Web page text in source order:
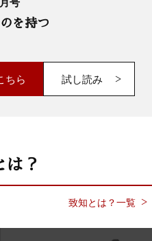
を持つ
ちら 試し読み
？
致知とは？一覧